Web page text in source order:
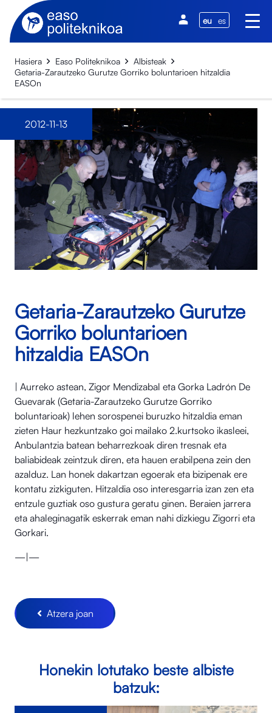
eu es
Hasiera Easo Politeknikoa
Albisteak
Getaria-Zarautzeko Gurutze Gorriko boluntarioen hitzaldia
EASOn
2012-11-13
Getaria-Zarautzeko Gurutze
Gorriko boluntarioen
hitzaldia EASOn
| Aurreko astean, Zigor Mendizabal eta Gorka Ladrón De
Guevarak (Getaria-Zarautzeko Gurutze Gorriko
boluntarioak) lehen sorospenei buruzko hitzaldia eman
zieten Haur hezkuntzako goi mailako 2.kurtsoko ikasleei,
Anbulantzia batean beharrezkoak diren tresnak eta
baliabideak zeintzuk diren, eta hauen erabilpena zein den
azalduz. Lan honek dakartzan egoerak eta bizipenak ere
kontatu zizkiguten. Hitzaldia oso interesgarria izan zen eta
entzule guztiak oso gustura geratu ginen. Beraien jarrera
eta ahaleginagatik eskerrak eman nahi dizkiegu Zigorri eta
Gorkari.
—|—
Atzera joan
Honekin lotutako beste albiste
batzuk: